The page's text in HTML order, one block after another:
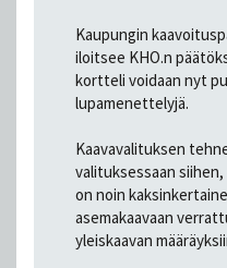
Kaupungin
iloitsee KHO.n
kortteli voidaan nyt
lupamenettelyjä.
Kaavavalituksen
valituksessaan
on noin
asemakaavaan
yleiskaavan